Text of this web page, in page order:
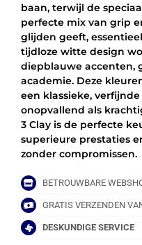
baan, terwijl de
perfecte mix van grip
glijden geeft,
tijdloze witte design
diepblauwe accenten,
academie. Deze
een klassieke,
onopvallend als
3 Clay is de perfecte
superieure prestaties
zonder compromissen.
BETROUWBARE
GRATIS VERZENDEN
DESKUNDIGE SERVICE